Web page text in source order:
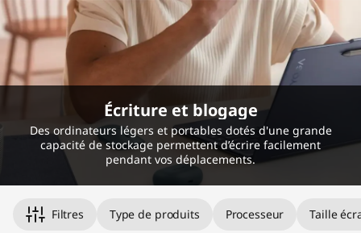
i
n
a
t
u
Écriture et blogage
Des ordinateurs légers et portables dotés d'une grande
capacité de stockage permettent d’écrire facilement
pendant vos déplacements.
Filtres Type de produits Processeur Taille